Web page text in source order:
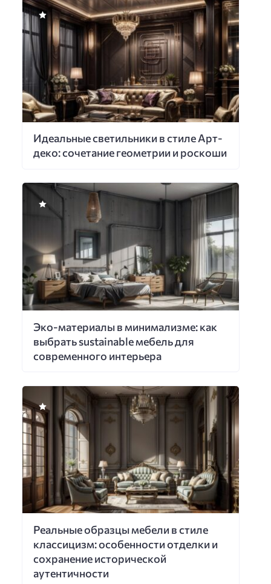
Идеальные светильники в стиле Арт-
деко: сочетание геометрии и роскоши
Эко-материалы в минимализме: как
выбрать sustainable мебель для
современного интерьера
Реальные образцы мебели в стиле
классицизм: особенности отделки и
сохранение исторической
аутентичности